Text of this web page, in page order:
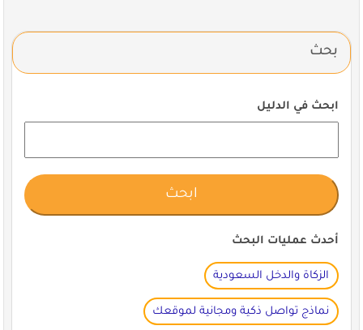
بحث
ابحث في الدليل
أحدث عمليات البحث
الزكاة والدخل السعودية
نماذج تواصل ذكية ومجانية لموقعك